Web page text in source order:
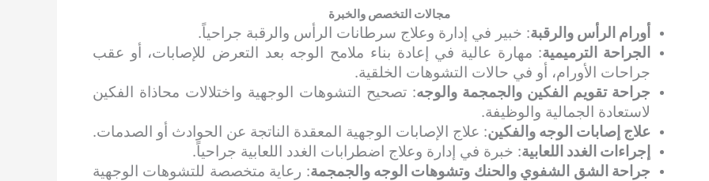
مجالات التخصص والخبرة
أورام الرأس والرقبة: خبير في إدارة وعلاج سرطانات الرأس والرقبة جراحياً.
الجراحة الترميمية: مهارة عالية في إعادة بناء ملامح الوجه بعد التعرض للإصابات، أو عقب
جراحات الأورام، أو في حالات التشوهات الخلقية.
جراحة تقويم الفكين والجمجمة والوجه: تصحيح التشوهات الوجهية واختلالات محاذاة الفكين
لاستعادة الجمالية والوظيفة.
علاج إصابات الوجه والفكين: علاج الإصابات الوجهية المعقدة الناتجة عن الحوادث أو الصدمات.
إجراءات الغدد اللعابية: خبرة في إدارة وعلاج اضطرابات الغدد اللعابية جراحياً.
جراحة الشق الشفوي والحنك وتشوهات الوجه والجمجمة: رعاية متخصصة للتشوهات الوجهية